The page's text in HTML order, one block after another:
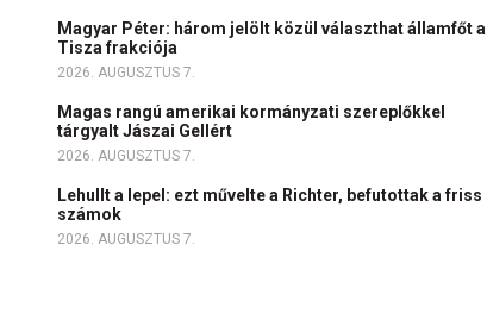
Magyar Péter: három jelölt közül választhat államfőt a
Tisza frakciója
2026. AUGUSZTUS 7.
Magas rangú amerikai kormányzati szereplőkkel
tárgyalt Jászai Gellért
2026. AUGUSZTUS 7.
Lehullt a lepel: ezt művelte a Richter, befutottak a friss
számok
2026. AUGUSZTUS 7.